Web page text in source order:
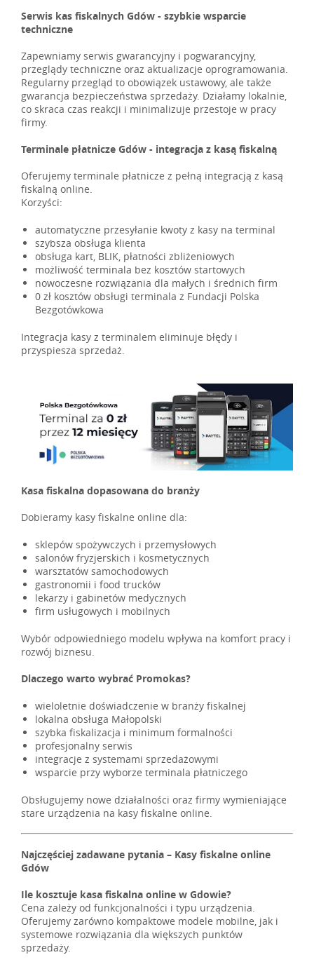
Serwis kas fiskalnych Gdów - szybkie wsparcie
techniczne
Zapewniamy serwis gwarancyjny i pogwarancyjny,
przeglądy techniczne oraz aktualizacje oprogramowania.
Regularny przegląd to obowiązek ustawowy, ale także
gwarancja bezpieczeństwa sprzedaży. Działamy lokalnie,
co skraca czas reakcji i minimalizuje przestoje w pracy
firmy.
Terminale płatnicze Gdów - integracja z kasą fiskalną
Oferujemy terminale płatnicze z pełną integracją z kasą
fiskalną online.
Korzyści:
automatyczne przesyłanie kwoty z kasy na terminal
szybsza obsługa klienta
obsługa kart, BLIK, płatności zbliżeniowych
możliwość terminala bez kosztów startowych
nowoczesne rozwiązania dla małych i średnich firm
0 zł kosztów obsługi terminala z Fundacji Polska
Bezgotówkowa
Integracja kasy z terminalem eliminuje błędy i
przyspiesza sprzedaż.
Kasa fiskalna dopasowana do branży
Dobieramy kasy fiskalne online dla:
sklepów spożywczych i przemysłowych
salonów fryzjerskich i kosmetycznych
warsztatów samochodowych
gastronomii i food trucków
lekarzy i gabinetów medycznych
firm usługowych i mobilnych
Wybór odpowiedniego modelu wpływa na komfort pracy i
rozwój biznesu.
Dlaczego warto wybrać Promokas?
wieloletnie doświadczenie w branży fiskalnej
lokalna obsługa Małopolski
szybka fiskalizacja i minimum formalności
profesjonalny serwis
integracje z systemami sprzedażowymi
wsparcie przy wyborze terminala płatniczego
Obsługujemy nowe działalności oraz firmy wymieniające
stare urządzenia na kasy fiskalne online.
Najczęściej zadawane pytania – Kasy fiskalne online
Gdów
Ile kosztuje kasa fiskalna online w Gdowie?
Cena zależy od funkcjonalności i typu urządzenia.
Oferujemy zarówno kompaktowe modele mobilne, jak i
systemowe rozwiązania dla większych punktów
sprzedaży.